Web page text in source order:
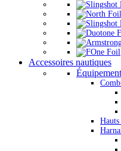
Accessoires nautiques
Hauts